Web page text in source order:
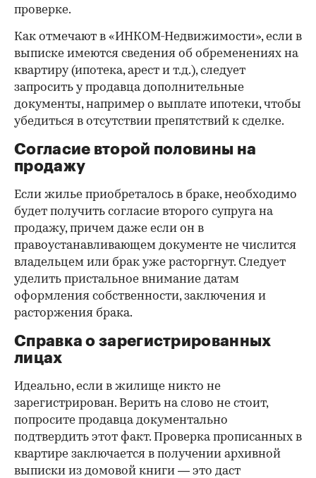
проверке.
Как отмечают в «ИНКОМ-Недвижимости», если в
выписке имеются сведения об обременениях на
квартиру (ипотека, арест и т.д.), следует
запросить у продавца дополнительные
документы, например о выплате ипотеки, чтобы
убедиться в отсутствии препятствий к сделке.
Согласие второй половины на
продажу
Если жилье приобреталось в браке, необходимо
будет получить согласие второго супруга на
продажу, причем даже если он в
правоустанавливающем документе не числится
владельцем или брак уже расторгнут. Следует
уделить пристальное внимание датам
оформления собственности, заключения и
расторжения брака.
Справка о зарегистрированных
лицах
Идеально, если в жилище никто не
зарегистрирован. Верить на слово не стоит,
попросите продавца документально
подтвердить этот факт. Проверка прописанных в
квартире заключается в получении архивной
выписки из домовой книги — это даст